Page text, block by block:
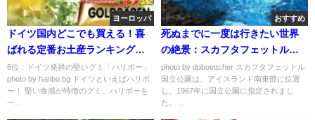
ヨーロッパ
ドイツ国内どこでも買える！喜
ばれる定番お土産ランキング
BEST6
6位：ドイツ発祥の堅いグミ「ハリボー」
photo by haribo.bg ドイツといえばハリボ
ー！ 堅い食感が特徴のグミ、ハリボーを
一...
おすすめ
死ぬまでに一度は行きたい世界
の絶景：スカフタフェットル国
立公園の洞窟
photo by dpboettcher スカフタフェットル
国立公園は、アイスランド南東部に位置
し、1967年に国立公園に指定されまし
た。 ...